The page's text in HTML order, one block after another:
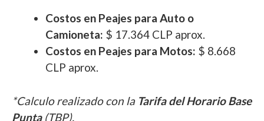
Costos en Peajes para Auto o
Camioneta: $ 17.364 CLP aprox.
Costos en Peajes para Motos: $ 8.668
CLP aprox.
*Calculo realizado con la Tarifa del Horario Base
Punta(TBP).